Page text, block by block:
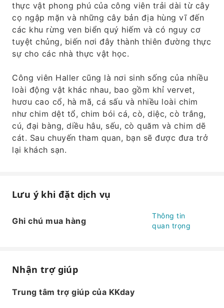
thực vật phong phú của công viên trải dài từ cây
cọ ngập mặn và những cây bản địa hùng vĩ đến
các khu rừng ven biển quý hiếm và có nguy cơ
tuyệt chủng, biến nơi đây thành thiên đường thực
sự cho các nhà thực vật học.
Công viên Haller cũng là nơi sinh sống của nhiều
loài động vật khác nhau, bao gồm khỉ vervet,
hươu cao cổ, hà mã, cá sấu và nhiều loài chim
như chim dệt tổ, chim bói cá, cò, diệc, cò trắng,
cú, đại bàng, diều hâu, sếu, cò quăm và chim dẽ
cát. Sau chuyến tham quan, bạn sẽ được đưa trở
lại khách sạn.
Lưu ý khi đặt dịch vụ
Ghi chú mua hàng
Thông tin
quan trọng
Nhận trợ giúp
Trung tâm trợ giúp của KKday